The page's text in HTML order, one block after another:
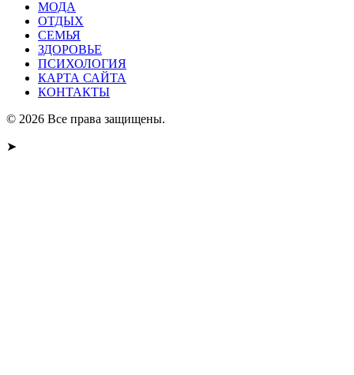
МОДА
ОТДЫХ
СЕМЬЯ
ЗДОРОВЬЕ
ПСИХОЛОГИЯ
КАРТА САЙТА
КОНТАКТЫ
© 2026 Все права защищены.
➤